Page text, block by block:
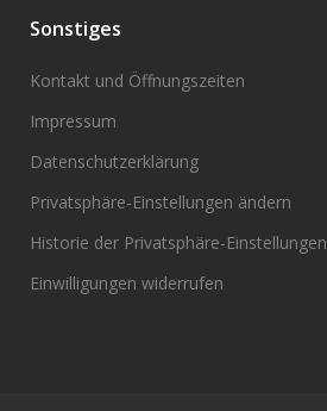
Sonstiges
Kontakt und Öffnungszeiten
Impressum
Datenschutzerklärung
Privatsphäre-Einstellungen ändern
Historie der Privatsphäre-Einstellungen
Einwilligungen widerrufen